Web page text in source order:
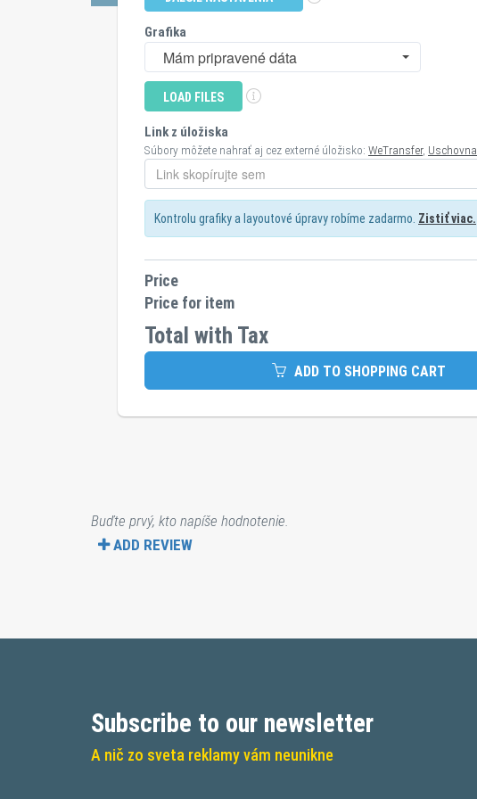
Grafika
Mám pripravené dáta
LOAD FILES
Link z úložiska
Súbory môžete nahrať aj cez externé úložisko: WeTransfer, Uschovna.
Kontrolu grafiky a layoutové úpravy robíme zadarmo. Zistiť viac.
Price
Price for item
Total with Tax
ADD TO SHOPPING CART
Buďte prvý, kto napíše hodnotenie.
ADD REVIEW
Subscribe to our newsletter
A nič zo sveta reklamy vám neunikne